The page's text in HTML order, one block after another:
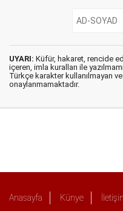
UYARI: Küfür, hakaret, rencide
içeren, imla kuralları ile
Türkçe karakter kullanılmayan
onaylanmamaktadır.
Anasayfa Künye